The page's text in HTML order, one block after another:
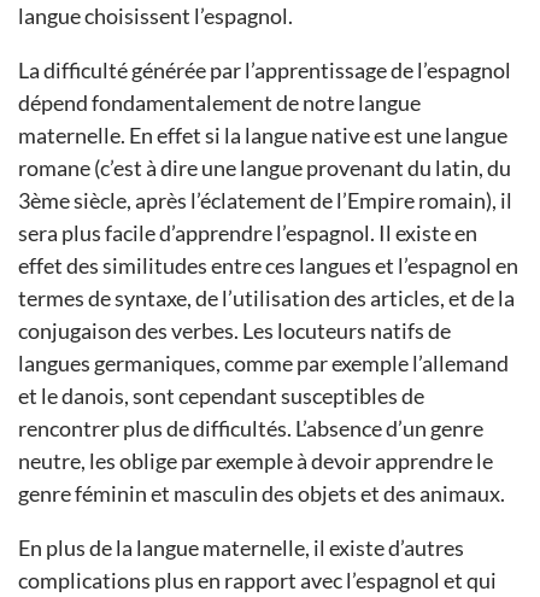
langue choisissent l’espagnol.
La difficulté générée par l’apprentissage de l’espagnol
dépend fondamentalement de notre langue
maternelle. En effet si la langue native est une langue
romane (c’est à dire une langue provenant du latin, du
3ème siècle, après l’éclatement de l’Empire romain), il
sera plus facile d’apprendre l’espagnol. Il existe en
effet des similitudes entre ces langues et l’espagnol en
termes de syntaxe, de l’utilisation des articles, et de la
conjugaison des verbes. Les locuteurs natifs de
langues germaniques, comme par exemple l’allemand
et le danois, sont cependant susceptibles de
rencontrer plus de difficultés. L’absence d’un genre
neutre, les oblige par exemple à devoir apprendre le
genre féminin et masculin des objets et des animaux.
En plus de la langue maternelle, il existe d’autres
complications plus en rapport avec l’espagnol et qui